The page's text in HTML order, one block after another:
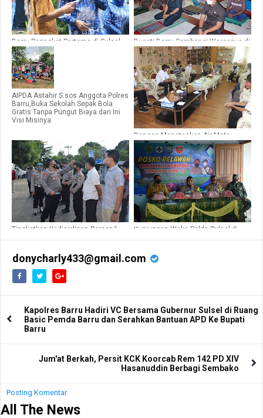
Barru Peringkat Pertama di Sulsel
Indeks Membangun Desa, 23 se-
Indonesia
Bupati Barru Sambangi Warganya di
Desa Galung
AIPDA Astahir S.sos Anggota Polres
Barru,Buka Sekolah Sepak Bola
Gratis Tanpa Pungut Biaya dan Ini
Visi Misinya
Dengan Meneteskan Air Mata,
Bupati Luwu Utara Mendekap
Perwakilan Forum Anak Barru di
Masamba
Tingkatkan Kedisiplinan Personil,
Kunjungan Waka Polda Sulsel di
donycharly433@gmail.com
Kapolres Barru Hadiri VC Bersama Gubernur Sulsel di Ruang
Basic Pemda Barru dan Serahkan Bantuan APD Ke Bupati
Barru
Jum'at Berkah, Persit KCK Koorcab Rem 142 PD XIV
Hasanuddin Berbagi Sembako
Posting Komentar
All The News